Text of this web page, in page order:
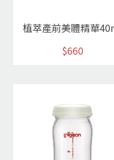
植萃產前美體精華
$660